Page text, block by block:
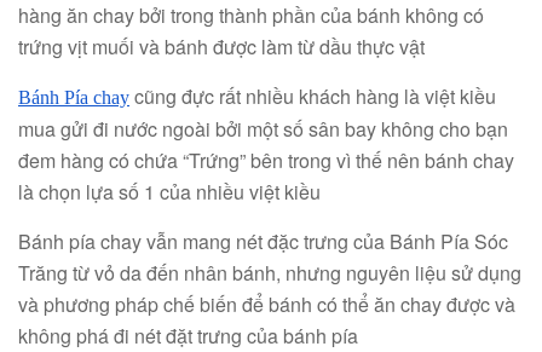
hàng ăn chay bởi trong thành phần của bánh không có
trứng vịt muối và bánh được làm từ dầu thực vật
Bánh Pía chay cũng đực rất nhiều khách hàng là việt kiều
mua gửi đi nước ngoài bởi một số sân bay không cho bạn
đem hàng có chứa “Trứng” bên trong vì thế nên bánh chay
là chọn lựa số 1 của nhiều việt kiều
Bánh pía chay vẫn mang nét đặc trưng của Bánh Pía Sóc
Trăng từ vỏ da đến nhân bánh, nhưng nguyên liệu sử dụng
và phương pháp chế biến để bánh có thể ăn chay được và
không phá đi nét đặt trưng của bánh pía